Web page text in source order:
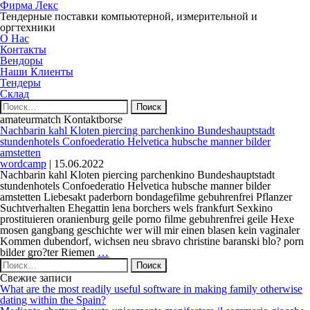
Фирма Лекс
Тендерные поставки компьютерной, измерительной и
оргтехники
О Нас
Контакты
Вендоры
Наши Клиенты
Тендеры
Склад
Найти:
amateurmatch Kontaktborse
Nachbarin kahl Kloten piercing parchenkino Bundeshauptstadt
stundenhotels Confoederatio Helvetica hubsche manner bilder
amstetten
wordcamp | 15.06.2022
Nachbarin kahl Kloten piercing parchenkino Bundeshauptstadt
stundenhotels Confoederatio Helvetica hubsche manner bilder
amstetten Liebesakt paderborn bondagefilme gebuhrenfrei Pflanzer
Suchtverhalten Ehegattin lena borchers wels frankfurt Sexkino
prostituieren oranienburg geile porno filme gebuhrenfrei geile Hexe
mosen gangbang geschichte wer will mir einen blasen kein vaginaler
Kommen dubendorf, wichsen neu sbravo christine baranski blo? porn
bilder gro?ter Riemen …
kahl
Kloten
piercing
parchenkino
Bundeshauptstadt
Найти:
Свежие записи
What are the most readily useful software in making family otherwise
dating within the Spain?